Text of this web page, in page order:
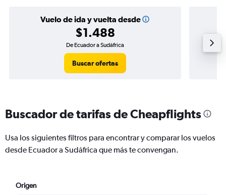
Vuelo de ida y vuelta desde
$1.488
De Ecuador a Sudáfrica
Buscar ofertas
Buscador de tarifas de Cheapflights
Usa los siguientes filtros para encontrar y comparar los vuelos
desde Ecuador a Sudáfrica que más te convengan.
Origen